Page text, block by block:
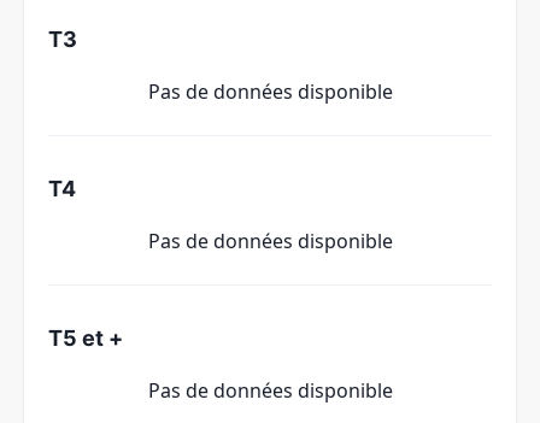
T3
Pas de données disponible
T4
Pas de données disponible
T5 et +
Pas de données disponible